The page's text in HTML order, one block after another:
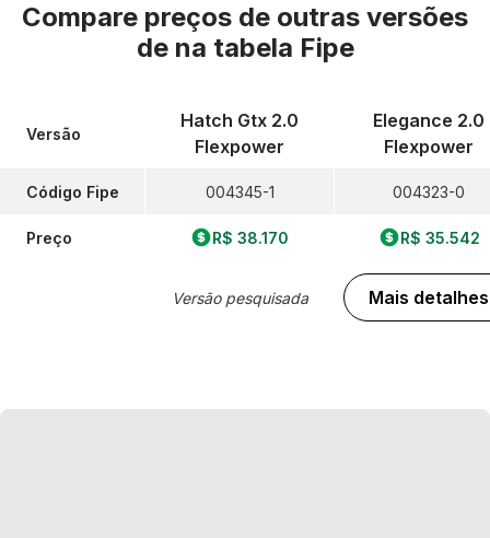
Compare preços de outras versões
de na tabela Fipe
Versão
Código Fipe
Preço
Hatch Gtx 2.0
Flexpower
004345-1
R$ 38.170
Versão pesquisada
Elegance 2.0
Flexpower
004323-0
R$ 35.542
Mais detalhes